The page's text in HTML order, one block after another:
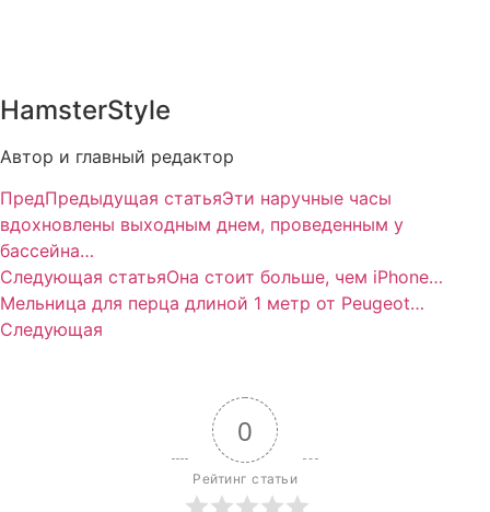
HamsterStyle
Автор и главный редактор
ПредПредыдущая статьяЭти наручные часы
вдохновлены выходным днем, проведенным у
бассейна…
Следующая статьяОна стоит больше, чем iPhone…
Мельница для перца длиной 1 метр от Peugeot…
Следующая
0
Рейтинг статьи